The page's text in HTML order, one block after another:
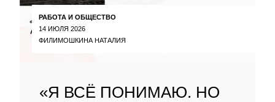
РАБОТА И ОБЩЕСТВО
14 ИЮЛЯ 2026
ФИЛИМОШКИНА НАТАЛИЯ
«Я ВСЁ ПОНИМАЮ. НО